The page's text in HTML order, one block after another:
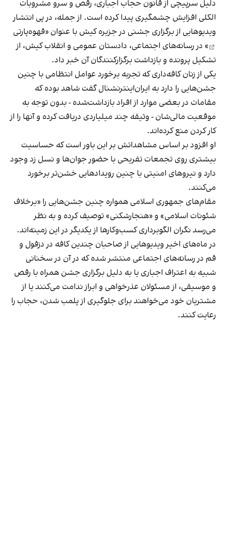
دلیل سرپیچی از قانون حجاب اجباری، رقص و سرو مشروبات
الکلی افزایش چشمگیری پیدا کرده است. از جمله، در پی انتشار
ویدیوهایی از برگزاری جشنی در جزیره کیش با عنوان «قهوه‌پارتی
» در رسانه‌های اجتماعی، دادستان عمومی و انقلاب کیش، از
تشکیل پرونده و بازداشت برگزارکنندگان آن خبر داد.
یکی از زنان کافه‌داری که تجربه برخورد عوامل انتظامی با چنین
جشن‌هایی را دارد به ایران‌اینترنشنال گفت شاهد بوده که
مقامات در بعضی موارد از افراد بازداشت‌‌شده - بدون توجه به
موقعیت مالی‌شان - وثیقه چند میلیاردی دریافت کرده و آنها را از
کار کردن منع کرده‌اند.
او افزود بر اساس مشاهداتش بر این باور است که حساسیت
بیشتری روی تجمعات تفریحی با حضور جوان‌ها و نسل زد وجود
دارد و نیروهای امنیتی با چنین رویدادهایی خشن‌تر برخورد
می‌کنند.
مقام‌های جمهوری اسلامی همواره چنین جشن‌هایی را «برخلاف
شئونات اسلامی» و «هنجارشکنی» توصیف کرده و به نظر
می‌رسد نگران الگوبرداری کسب‌وکارها از یکدیگر در این زمینه‌اند.
در ماه‌های اخیر ویدیوهایی از صاحبان چندین کافه در دزفول و
قم در رسانه‌های اجتماعی منتشر شده که در آن در سخنانی
شبیه به اعتراف اجباری یا به دلیل برگزاری جشن همراه با رقص
و موسیقی، از مسئولان عذرخواهی و ابراز ندامت می‌کنند یا از
مشتریان خود می‌خواهند برای جلوگیری از پلمب شدن، حجاب را
رعایت کنند.